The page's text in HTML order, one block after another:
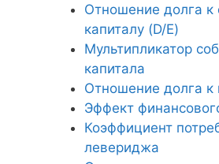
Отношение долга к
капиталу (D/E)
Мультипликатор
капитала
Отношение долга к
Эффект
Коэффициент
левериджа